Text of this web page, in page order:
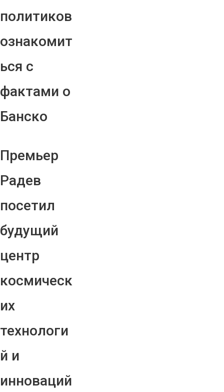
политиков
ознакомит
ься с
фактами о
Банско
Премьер
Радев
посетил
будущий
центр
космическ
их
технологи
й и
инноваций